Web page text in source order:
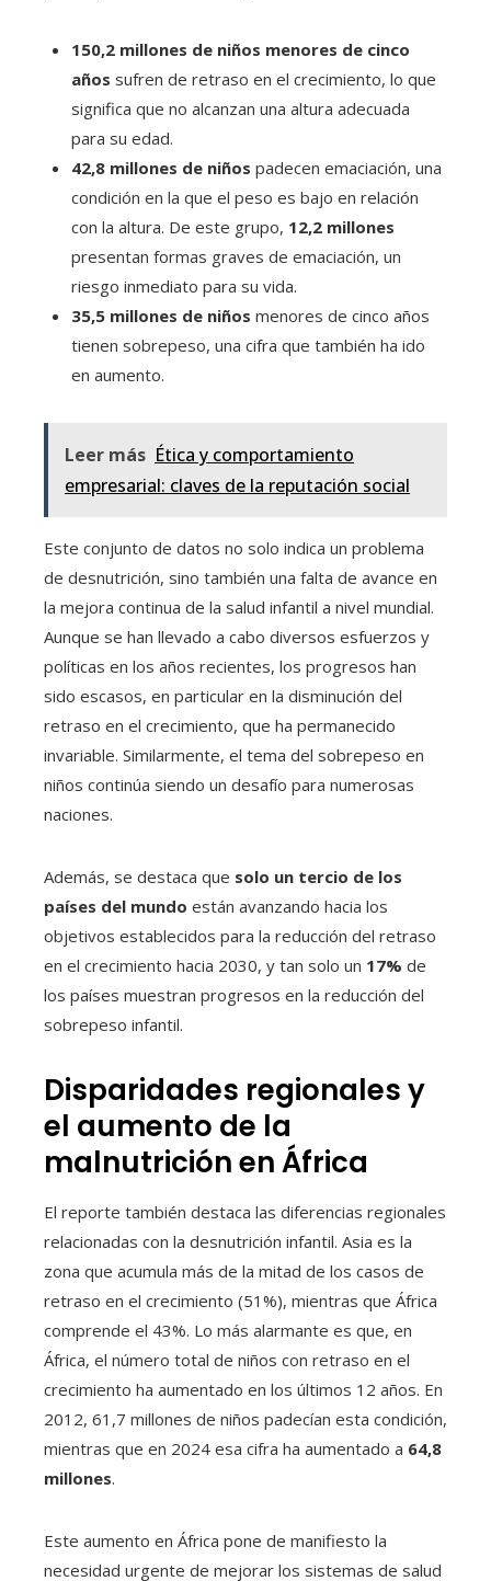
150,2 millones de niños menores de cinco
años sufren de retraso en el crecimiento, lo que
significa que no alcanzan una altura adecuada
para su edad.
42,8 millones de niños padecen emaciación, una
condición en la que el peso es bajo en relación
con la altura. De este grupo, 12,2 millones
presentan formas graves de emaciación, un
riesgo inmediato para su vida.
35,5 millones de niños menores de cinco años
tienen sobrepeso, una cifra que también ha ido
en aumento.
Leer más Ética y comportamiento
empresarial: claves de la reputación social
Este conjunto de datos no solo indica un problema
de desnutrición, sino también una falta de avance en
la mejora continua de la salud infantil a nivel mundial.
Aunque se han llevado a cabo diversos esfuerzos y
políticas en los años recientes, los progresos han
sido escasos, en particular en la disminución del
retraso en el crecimiento, que ha permanecido
invariable. Similarmente, el tema del sobrepeso en
niños continúa siendo un desafío para numerosas
naciones.
Además, se destaca que solo un tercio de los
países del mundo están avanzando hacia los
objetivos establecidos para la reducción del retraso
en el crecimiento hacia 2030, y tan solo un 17% de
los países muestran progresos en la reducción del
sobrepeso infantil.
Disparidades regionales y
el aumento de la
malnutrición en África
El reporte también destaca las diferencias regionales
relacionadas con la desnutrición infantil. Asia es la
zona que acumula más de la mitad de los casos de
retraso en el crecimiento (51%), mientras que África
comprende el 43%. Lo más alarmante es que, en
África, el número total de niños con retraso en el
crecimiento ha aumentado en los últimos 12 años. En
2012, 61,7 millones de niños padecían esta condición,
mientras que en 2024 esa cifra ha aumentado a 64,8
millones.
Este aumento en África pone de manifiesto la
necesidad urgente de mejorar los sistemas de salud